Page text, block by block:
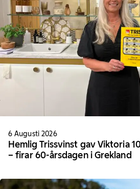
6 Augusti 2026
Hemlig Trissvinst gav Viktoria
– firar 60-årsdagen i Grekland